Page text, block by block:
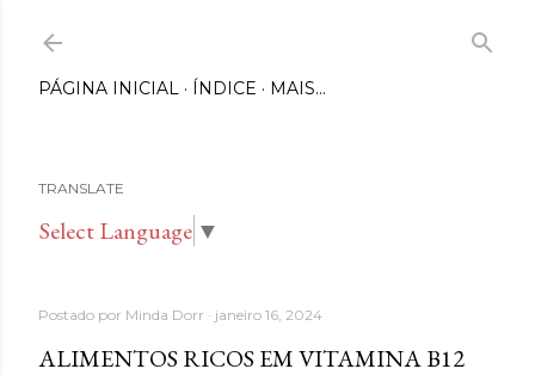
PÁGINA INICIAL ÍNDICE MAIS…
TRANSLATE
Select Language ▼
Postado por Minda Dorr janeiro 16, 2024
ALIMENTOS RICOS EM VITAMINA B12